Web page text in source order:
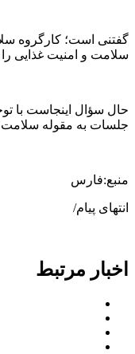
سلامت و امنیت غذایی
حال سؤال اینجاست با
جلسات به مقوله
منبع:فارس
انتهای پیام/
اخبار مرتبط